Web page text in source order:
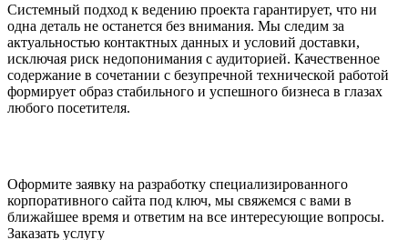
Системный подход к ведению проекта гарантирует, что ни
одна деталь не останется без внимания. Мы следим за
актуальностью контактных данных и условий доставки,
исключая риск недопонимания с аудиторией. Качественное
содержание в сочетании с безупречной технической работой
формирует образ стабильного и успешного бизнеса в глазах
любого посетителя.
Оформите заявку на разработку специализированного
корпоративного сайта под ключ, мы свяжемся с вами в
ближайшее время и ответим на все интересующие вопросы.
Заказать услугу